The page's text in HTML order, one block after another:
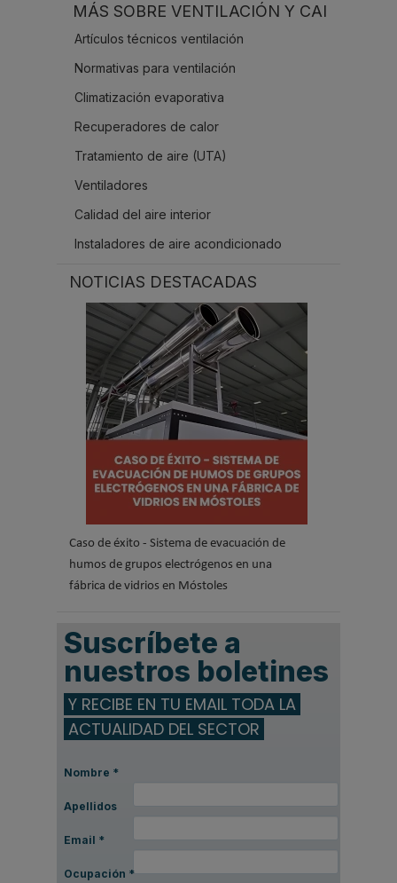
MÁS SOBRE VENTILACIÓN Y CAI
Artículos técnicos ventilación
Normativas para ventilación
Climatización evaporativa
Recuperadores de calor
Tratamiento de aire (UTA)
Ventiladores
Calidad del aire interior
Instaladores de aire acondicionado
NOTICIAS DESTACADAS
Caso de éxito - Sistema de evacuación de
humos de grupos electrógenos en una
fábrica de vidrios en Móstoles
Suscríbete a
nuestros boletines
Y RECIBE EN TU EMAIL TODA LA
ACTUALIDAD DEL SECTOR
Nombre *
Apellidos
Email *
Ocupación *